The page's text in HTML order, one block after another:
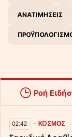
ΑΝΑΤΙΜΗΣΕΙΣ
Ροή
02:42 ∙ΚΟΣΜΟΣ